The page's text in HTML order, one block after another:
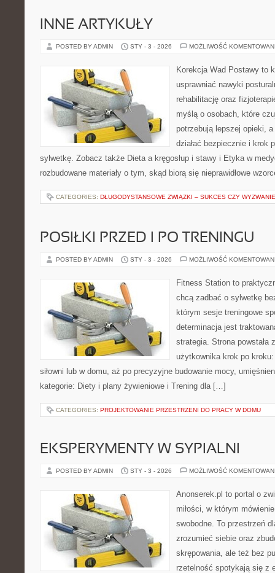
INNE ARTYKUŁY
POSTED BY ADMIN STY - 3 - 2026 MOŻLIWOŚĆ
Korekcja Wad Postawy to
usprawniać nawyki
rehabilitację oraz
myślą o osobach, które
potrzebują lepszej opieki,
działać bezpiecznie i krok
sylwetkę. Zobacz także Dieta a kręgosłup i stawy i Etyka w
rozbudowane materiały o tym, skąd biorą się nieprawidłowe
CATEGORIES: DŁUGODYSTANSOWE ZWIĄZKI – SUKCES CZY
POSIŁKI PRZED I PO TRENINGU
POSTED BY ADMIN STY - 3 - 2026 MOŻLIWOŚĆ
Fitness Station to
chcą zadbać o sylwetkę
którym sesje treningowe
determinacja jest
strategia. Strona
użytkownika krok po
siłowni lub w domu, aż po precyzyjne budowanie mocy,
kategorie: Diety i plany żywieniowe i Trening dla […]
CATEGORIES: PROJEKTOWANIE PRZESTRZENI DO PRACY W DOMU
EKSPERYMENTY W SYPIALNI
POSTED BY ADMIN STY - 3 - 2026 MOŻLIWOŚĆ
Anonserek.pl to portal o
miłości, w którym
swobodne. To przestrzeń
zrozumieć siebie oraz
skrępowania, ale też bez
rzetelność spotykają się z